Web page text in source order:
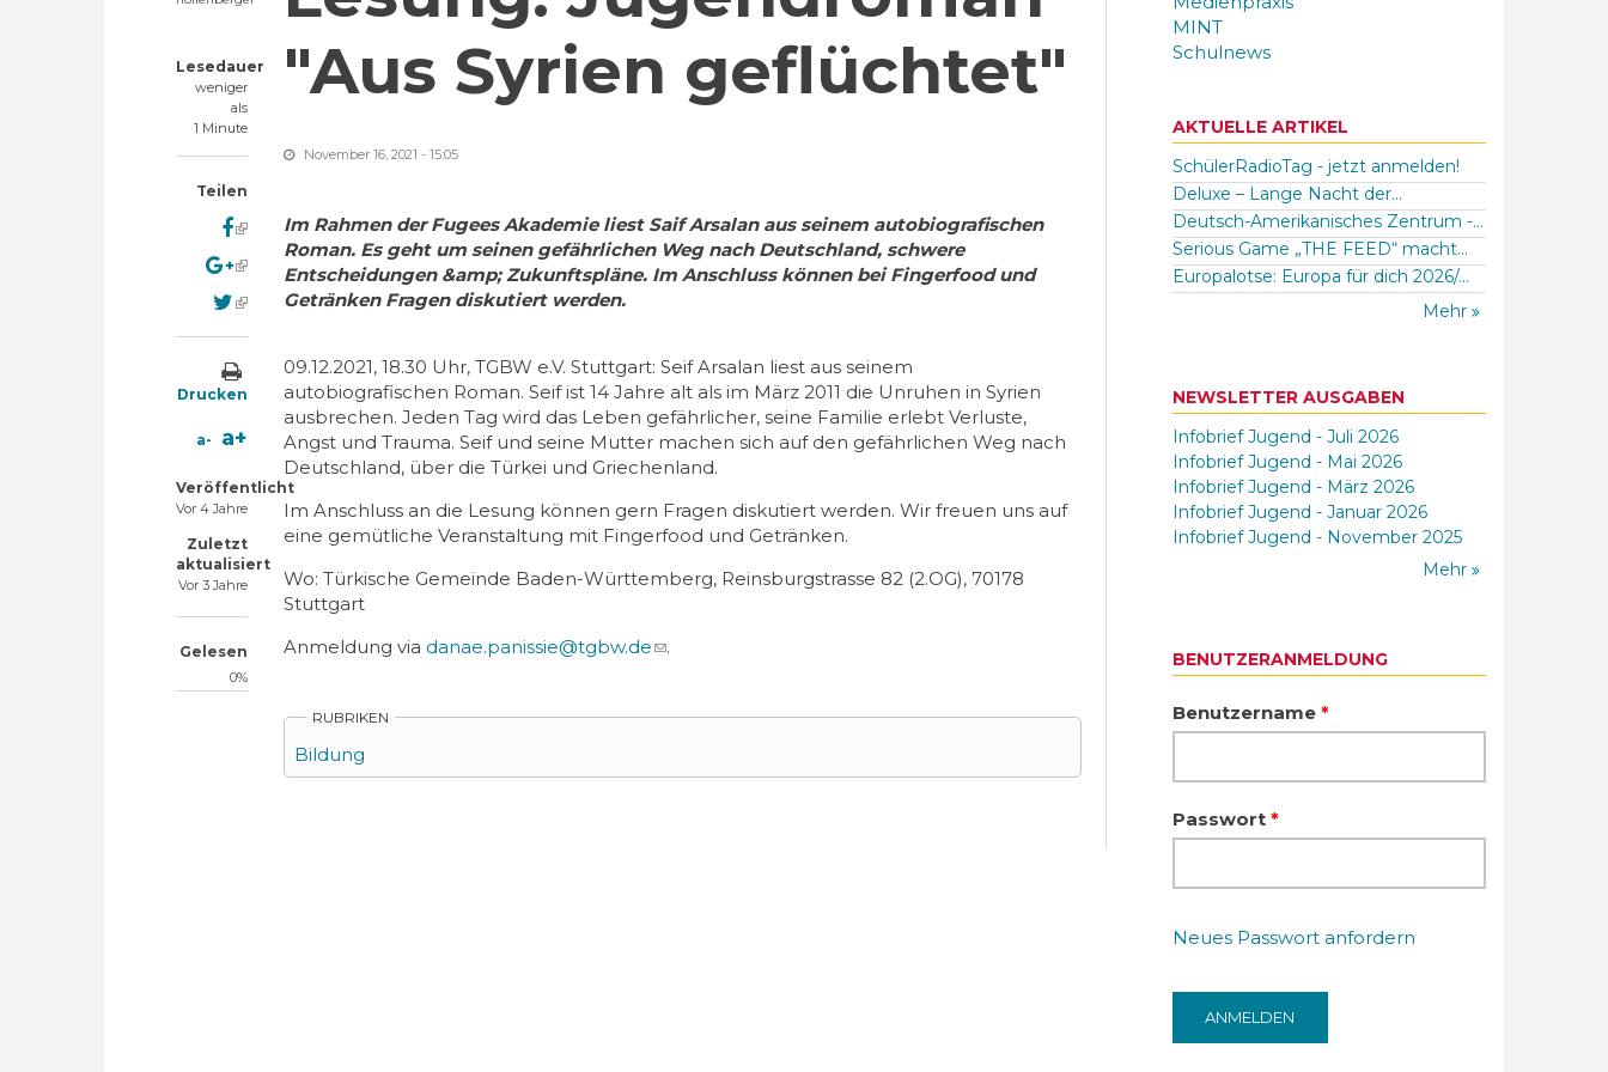
Lesedauer
weniger
als
1 Minute
Teilen
(link is external)
(link is external)
(link is external)
Drucken
a- a+
Veröffentlicht
Vor 4 Jahre
Zuletzt
aktualisiert
Vor 3 Jahre
Gelesen
0%
"Aus Syrien geflüchtet"
November 16, 2021 - 15:05
Im Rahmen der Fugees Akademie liest Saif Arsalan aus seinem autobiografischen
Roman. Es geht um seinen gefährlichen Weg nach Deutschland, schwere
Entscheidungen &amp; Zukunftspläne. Im Anschluss können bei Fingerfood und
Getränken Fragen diskutiert werden.
09.12.2021, 18.30 Uhr, TGBW e.V. Stuttgart: Seif Arsalan liest aus seinem
autobiografischen Roman. Seif ist 14 Jahre alt als im März 2011 die Unruhen in Syrien
ausbrechen. Jeden Tag wird das Leben gefährlicher, seine Familie erlebt Verluste,
Angst und Trauma. Seif und seine Mutter machen sich auf den gefährlichen Weg nach
Deutschland, über die Türkei und Griechenland.
Im Anschluss an die Lesung können gern Fragen diskutiert werden. Wir freuen uns auf
eine gemütliche Veranstaltung mit Fingerfood und Getränken.
Wo: Türkische Gemeinde Baden-Württemberg, Reinsburgstrasse 82 (2.OG), 70178
Stuttgart
Anmeldung via danae.panissie@tgbw.de(link sends e-mail)
.
RUBRIKEN
Bildung
MINT
Schulnews
AKTUELLE ARTIKEL
SchülerRadioTag - jetzt anmelden!
Deluxe – Lange Nacht der...
Deutsch-Amerikanisches Zentrum -...
Serious Game „THE FEED“ macht...
Europalotse: Europa für dich 2026/...
Mehr
NEWSLETTER AUSGABEN
Infobrief Jugend - Juli 2026
Infobrief Jugend - Mai 2026
Infobrief Jugend - März 2026
Infobrief Jugend - Januar 2026
Infobrief Jugend - November 2025
Mehr
BENUTZERANMELDUNG
Benutzername *
Passwort *
Neues Passwort anfordern